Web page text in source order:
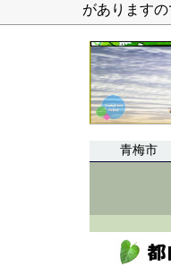
がありますの
青梅市